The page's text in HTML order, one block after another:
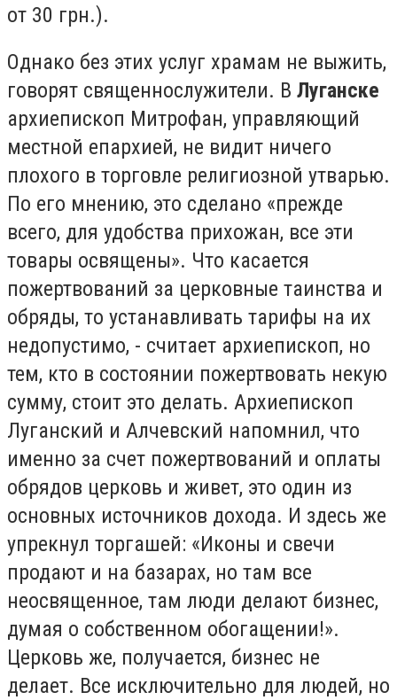
от 30 грн.).
Однако без этих услуг храмам не выжить,
говорят священнослужители. В Луганске
архиепископ Митрофан, управляющий
местной епархией, не видит ничего
плохого в торговле религиозной утварью.
По его мнению, это сделано «прежде
всего, для удобства прихожан, все эти
товары освящены». Что касается
пожертвований за церковные таинства и
обряды, то устанавливать тарифы на их
недопустимо, - считает архиепископ, но
тем, кто в состоянии пожертвовать некую
сумму, стоит это делать. Архиепископ
Луганский и Алчевский напомнил, что
именно за счет пожертвований и оплаты
обрядов церковь и живет, это один из
основных источников дохода. И здесь же
упрекнул торгашей: «Иконы и свечи
продают и на базарах, но там все
неосвященное, там люди делают бизнес,
думая о собственном обогащении!».
Церковь же, получается, бизнес не
делает. Все исключительно для людей, но